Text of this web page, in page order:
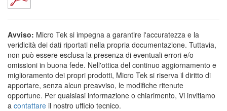
Avviso: Micro Tek si impegna a garantire l'accuratezza e la
veridicità dei dati riportati nella propria documentazione. Tuttavia,
non può essere esclusa la presenza di eventuali errori e/o
omissioni in buona fede. Nell'ottica del continuo aggiornamento e
miglioramento dei propri prodotti, Micro Tek si riserva il diritto di
apportare, senza alcun preavviso, le modifiche ritenute
opportune. Per qualsiasi informazione o chiarimento, Vi invitiamo
a contattare il nostro ufficio tecnico.